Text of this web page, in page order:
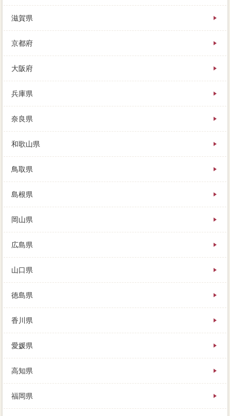
滋賀県
京都府
大阪府
兵庫県
奈良県
和歌山県
鳥取県
島根県
岡山県
広島県
山口県
徳島県
香川県
愛媛県
高知県
福岡県